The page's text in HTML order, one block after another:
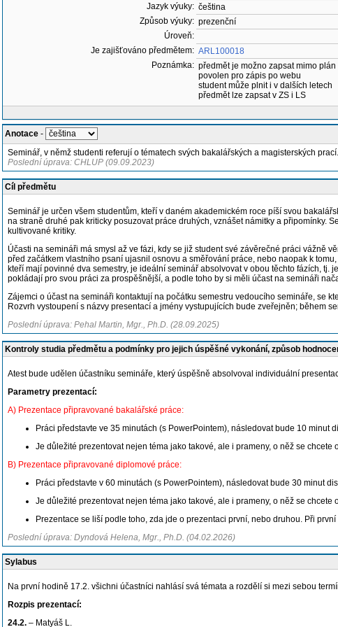
Jazyk výuky: čeština
Způsob výuky: prezenční
Úroveň:
Je zajišťováno předmětem: ARL100018
Poznámka: předmět je možno zapsat mimo plán
povolen pro zápis po webu
student může plnit i v dalších letech
předmět lze zapsat v ZS i LS
Anotace -
Seminář, v němž studenti referují o tématech svých bakalářských a magisterských prací.
Poslední úprava: CHLUP (09.09.2023)
Cíl předmětu
Seminář je určen všem studentům, kteří v daném akademickém roce píší svou
na straně druhé pak kriticky posuzovat práce druhých, vznášet námitky a připomínky.
kultivované kritiky.
Účasti na semináři má smysl až ve fázi, kdy se již student své závěrečné práci vážně
před začátkem vlastního psaní ujasnil osnovu a směřování práce, nebo naopak k
kteří mají povinné dva semestry, je ideální seminář absolvovat v obou těchto fázích,
pokládají pro svou práci za prospěšnější, a podle toho by si měli účast na semináři
Zájemci o účast na semináři kontaktují na počátku semestru vedoucího semináře, se
Rozvrh vystoupení s názvy presentací a jmény vystupujících bude zveřejněn; během
Poslední úprava: Pehal Martin, Mgr., Ph.D. (28.09.2025)
Kontroly studia předmětu a podmínky pro jejich úspěšné vykonání, způsob
Atest bude udělen účastníku semináře, který úspěšně absolvoval individuální
Parametry prezentací:
A) Prezentace připravované bakalářské práce:
Práci představte ve 35 minutách (s PowerPointem), následovat bude 10 minut
Je důležité prezentovat nejen téma jako takové, ale i prameny, o něž se
B) Prezentace připravované diplomové práce:
Práci představte v 60 minutách (s PowerPointem), následovat bude 30 minut
Je důležité prezentovat nejen téma jako takové, ale i prameny, o něž se
Prezentace se liší podle toho, zda jde o prezentaci první, nebo druhou. Při
Poslední úprava: Dyndová Helena, Mgr., Ph.D. (04.02.2026)
Sylabus
Na první hodině 17.2. všichni účastníci nahlásí svá témata a rozdělí si mezi sebou
Rozpis prezentací:
24.2. – Matyáš L.